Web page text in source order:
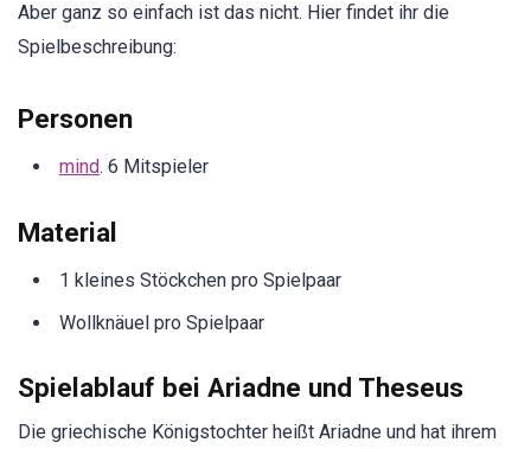
Aber ganz so einfach ist das nicht. Hier findet ihr die
Spielbeschreibung:
Personen
mind. 6 Mitspieler
Material
1 kleines Stöckchen pro Spielpaar
Wollknäuel pro Spielpaar
Spielablauf bei Ariadne und Theseus
Die griechische Königstochter heißt Ariadne und hat ihrem